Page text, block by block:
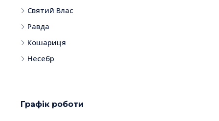
Святий Влас
Равда
Кошариця
Несебр
Графік роботи